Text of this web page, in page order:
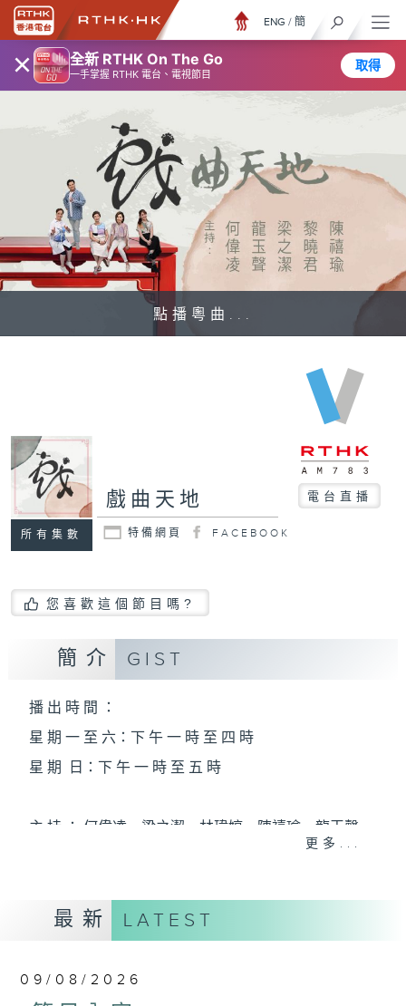
× 全新 RTHK On The Go
一手掌握 RTHK 電台、電視節目
取得
ENG / 簡
點播粵曲...
所有集數
戲曲天地 電台直播
特備網頁 FACEBOOK
您喜歡這個節目嗎?
簡介 GIST
播 出 時 間 ：
星 期 一 至 六：下 午 一 時 至 四 時
星 期 日：下 午 一 時 至 五 時
主 持 ： 何偉凌、梁之潔、林瑋婷、陳禧瑜、龍玉聲、
《戲曲天地》以播放粵曲、粵劇為主，逢星期一、
星期二及星期六的「金裝粵劇」則播放長篇粵劇，精
更多...
最新 LATEST
09/08/2026